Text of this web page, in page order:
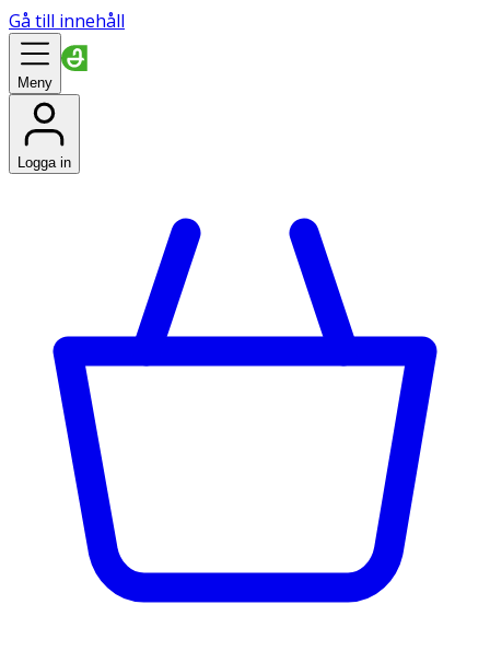
Gå till innehåll
Meny
Logga in